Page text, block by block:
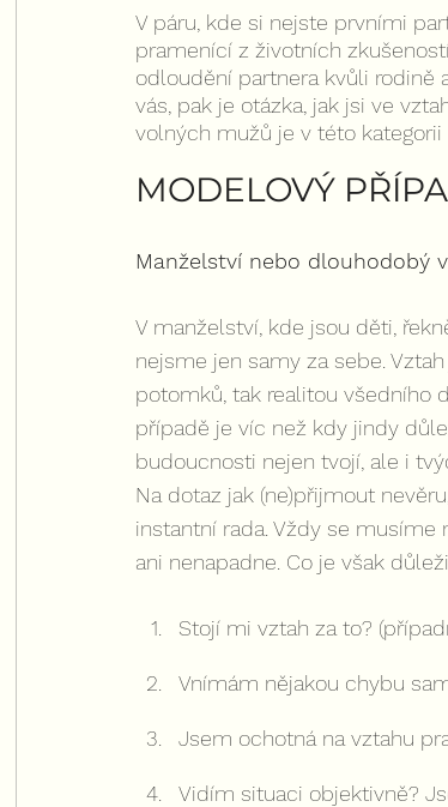
V páru, kde si nejste prvními
pramenící z životních
odloudění partnera kvůli rodině
vás, pak je otázka, jak jsi ve
volných mužů je v této kategorii
MODELOVÝ
Manželství nebo dlouhodobý
V manželství, kde jsou děti,
nejsme jen samy za sebe.
potomků, tak realitou všedního
případě je víc než kdy jindy
budoucnosti nejen tvojí, ale i
Na dotaz jak (ne)přijmout
instantní rada. Vždy se
ani nenapadne. Co je však
Stojí mi vztah za to?
Vnímám nějakou chybu
Jsem ochotná na vztahu
Vidím situaci objektivně?